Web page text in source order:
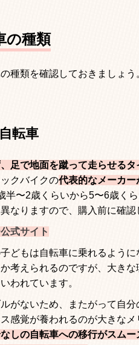
の種類
種類を確認しておきましょ
転車
足で地面を蹴って走らせるタ
クバイクの代表的なメーカー
半〜2歳くらいから5〜6歳く
なりますので、購入前に確認
式サイト
どもは自転車に乗れるよう
考えられるのですが、大き
われています。
がないため、またがって自
感覚が養われるのが大きなメ
しの自転車への移行がスム